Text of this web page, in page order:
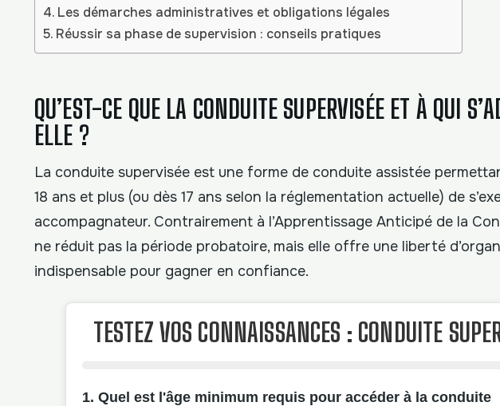
Les démarches administratives et obligations légales
Réussir sa phase de supervision : conseils pratiques
QU’EST-CE QUE LA CONDUITE SUPERVISÉE ET À QUI
ELLE ?
La conduite supervisée est une forme de conduite assistée
18 ans et plus (ou dès 17 ans selon la réglementation actuelle) de
accompagnateur. Contrairement à l’Apprentissage Anticipé de la
ne réduit pas la période probatoire, mais elle offre une liberté
indispensable pour gagner en confiance.
TESTEZ VOS CONNAISSANCES : CONDUITE
1. Quel est l'âge minimum requis pour accéder à la conduite